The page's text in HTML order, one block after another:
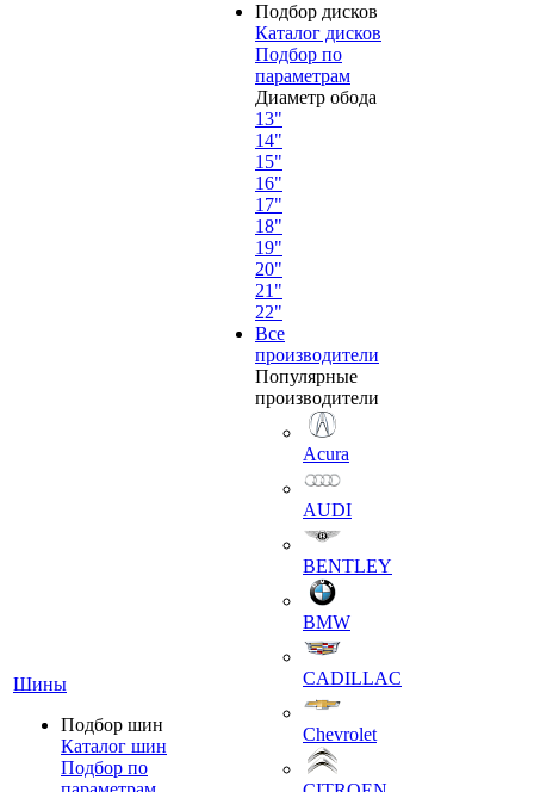
Шины
Подбор шин
Каталог шин
Подбор по
Подбор дисков
Каталог дисков
Подбор по
параметрам
Диаметр обода
13"
14"
15"
16"
17"
18"
19"
20"
21"
22"
Все
производители
Популярные
производители
Acura
AUDI
BENTLEY
BMW
CADILLAC
Chevrolet